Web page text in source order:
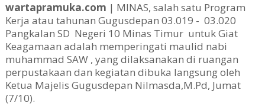
wartapramuka.com | MINAS, salah satu Program
Kerja atau tahunan Gugusdepan 03.019 - 03.020
Pangkalan SD Negeri 10 Minas Timur untuk Giat
Keagamaan adalah memperingati maulid nabi
muhammad SAW , yang dilaksanakan di ruangan
perpustakaan dan kegiatan dibuka langsung oleh
Ketua Majelis Gugusdepan Nilmasda,M.Pd, Jumat
(7/10).